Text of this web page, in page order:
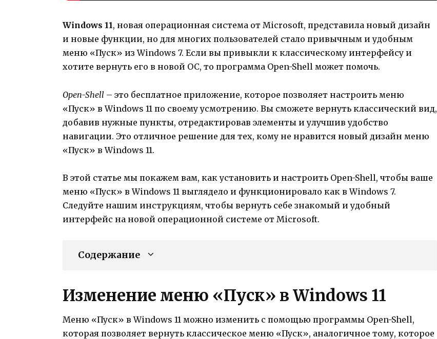
Windows 11, новая операционная система от Microsoft, представила новый дизайн
и новые функции, но для многих пользователей стало привычным и удобным
меню «Пуск» из Windows 7. Если вы привыкли к классическому интерфейсу и
хотите вернуть его в новой ОС, то программа Open-Shell может помочь.
Open-Shell – это бесплатное приложение, которое позволяет настроить меню
«Пуск» в Windows 11 по своему усмотрению. Вы сможете вернуть классический вид,
добавив нужные пункты, отредактировав элементы и улучшив удобство
навигации. Это отличное решение для тех, кому не нравится новый дизайн меню
«Пуск» в Windows 11.
В этой статье мы покажем вам, как установить и настроить Open-Shell, чтобы ваше
меню «Пуск» в Windows 11 выглядело и функционировало как в Windows 7.
Следуйте нашим инструкциям, чтобы вернуть себе знакомый и удобный
интерфейс на новой операционной системе от Microsoft.
Содержание
Изменение меню «Пуск» в Windows 11
Меню «Пуск» в Windows 11 можно изменить с помощью программы Open-Shell,
которая позволяет вернуть классическое меню «Пуск», аналогичное тому, которое